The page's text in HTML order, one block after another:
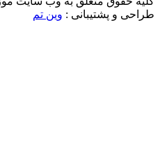
طراحی و پشتیبانی : وین تم